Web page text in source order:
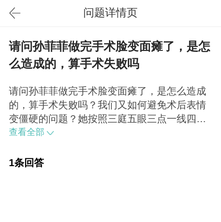
问题详情页
请问孙菲菲做完手术脸变面瘫了，是怎
么造成的，算手术失败吗
请问孙菲菲做完手术脸变面瘫了，是怎么造成
的，算手术失败吗？我们又如何避免术后表情
变僵硬的问题？她按照三庭五眼三点一线四高
三低来看都很标准，没觉得哪失败了，显得臃
太急于出镜了而已。
查看全部
1条回答